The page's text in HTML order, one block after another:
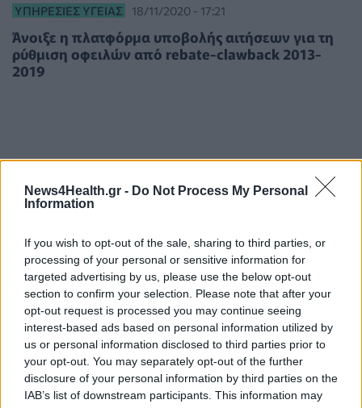
News4Health.gr - Do Not Process My Personal
Information
If you wish to opt-out of the sale, sharing to third parties, or
processing of your personal or sensitive information for
targeted advertising by us, please use the below opt-out
section to confirm your selection. Please note that after your
opt-out request is processed you may continue seeing
interest-based ads based on personal information utilized by
us or personal information disclosed to third parties prior to
your opt-out. You may separately opt-out of the further
disclosure of your personal information by third parties on the
IAB’s list of downstream participants. This information may
ΥΠΗΡΕΣΊΕΣ ΥΓΕΊΑΣ 18/11/2020 - 17:21
Άνοιξε η πλατφόρμα υποβολής αιτήσεων για τη
ρύθμιση οφειλών από rebate-clawback 2013-
2019
ΥΠΗΡΕΣΊΕΣ ΥΓΕΊΑΣ 14/09/2020 - 16:33
Ο ΙΣΑ στο πλευρό του ιατρικού κόσμου: Συμβάλλει